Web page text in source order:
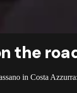
the
in Costa